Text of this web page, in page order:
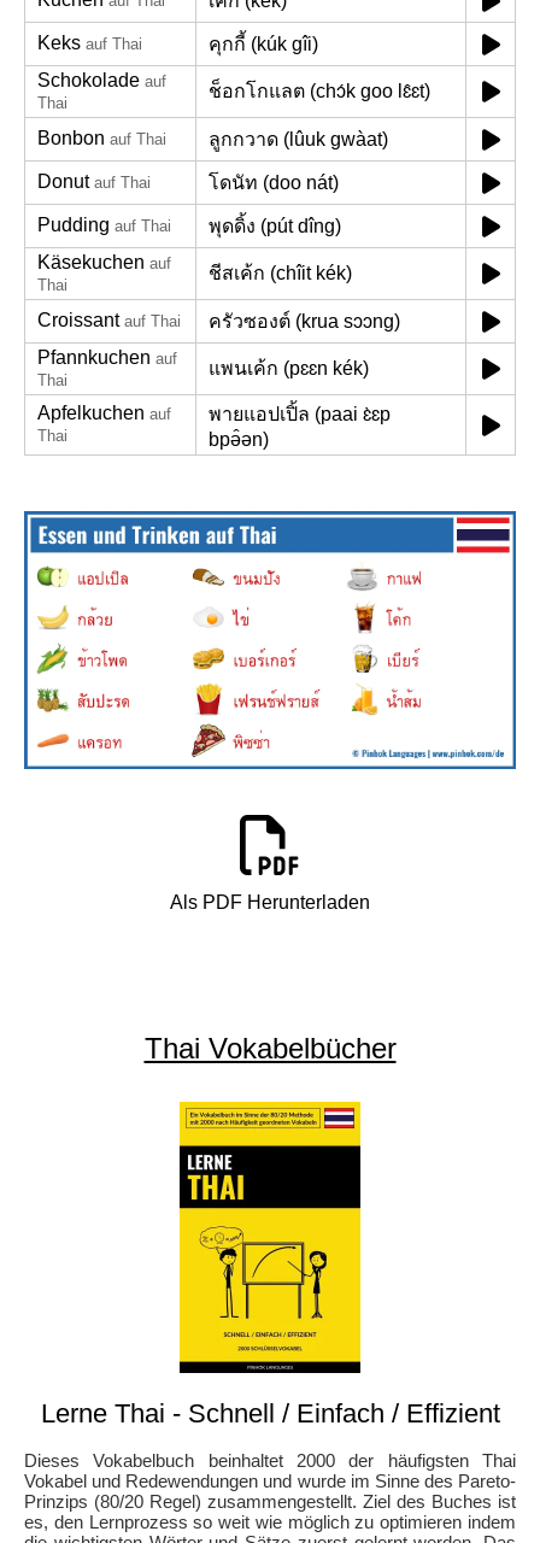
Keks auf Thai
คุกกี้ (kúk gîi)
Schokolade auf
Thai
ช็อกโกแลต (chɔ́k goo lɛ̂ɛt)
Bonbon auf Thai ลูกกวาด (lûuk gwàat)
Donut auf Thai โดนัท (doo nát)
Pudding auf Thai
พุดดิ้ง (pút dîng)
Käsekuchen auf
Thai
ชีสเค้ก (chîit kék)
Croissant auf Thai
ครัวซองต์ (krua sɔɔng)
Pfannkuchen auf
Thai
แพนเค้ก (pɛɛn kék)
Apfelkuchen auf
Thai
พายแอปเปิ้ล (paai ɛ̀ɛp
bpə̂ən)
Als PDF Herunterladen
Thai Vokabelbücher
Lerne Thai - Schnell / Einfach / Effizient
Dieses Vokabelbuch beinhaltet 2000 der häufigsten Thai
Vokabel und Redewendungen und wurde im Sinne des Pareto-
Prinzips (80/20 Regel) zusammengestellt. Ziel des Buches ist
es, den Lernprozess so weit wie möglich zu optimieren indem